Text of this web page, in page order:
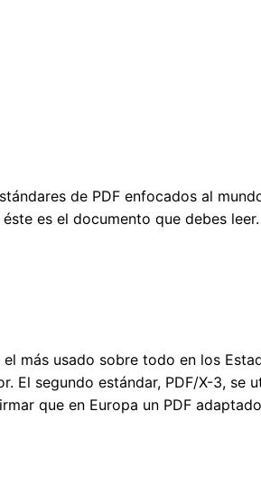
de PDF enfocados al
es el documento que debes leer.
más usado sobre todo en los
segundo estándar, PDF/X-3, se
que en Europa un PDF